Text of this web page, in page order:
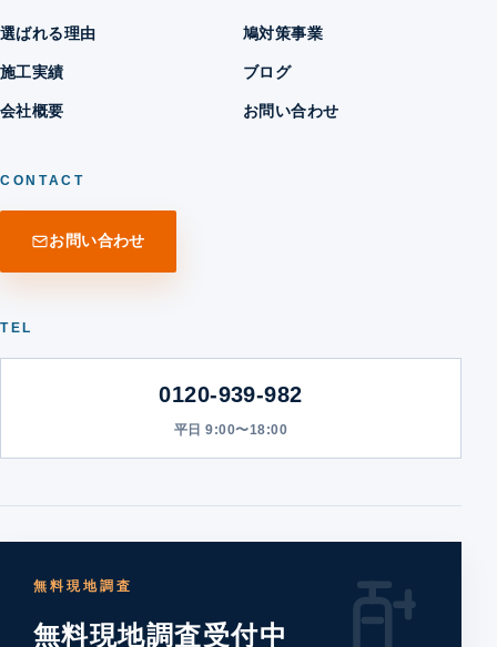
選ばれる理由 鳩対策事業
施工実績 ブログ
会社概要 お問い合わせ
CONTACT
お問い合わせ
TEL
0120-939-982
平日 9:00〜18:00
無料現地調査
無料現地調査受付中